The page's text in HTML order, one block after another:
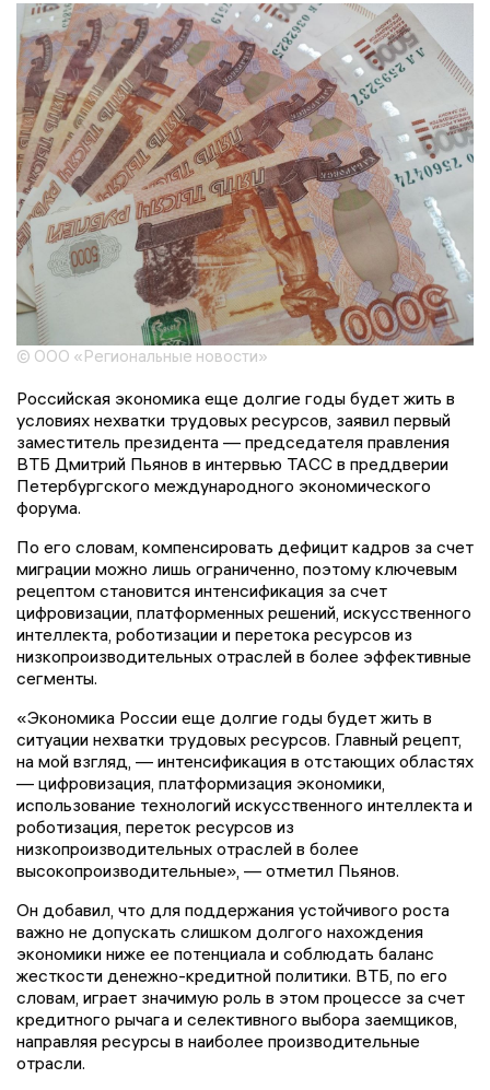
© ООО «Региональные новости»
Российская экономика еще долгие годы будет жить в
условиях нехватки трудовых ресурсов, заявил первый
заместитель президента — председателя правления
ВТБ Дмитрий Пьянов в интервью ТАСС в преддверии
Петербургского международного экономического
форума.
По его словам, компенсировать дефицит кадров за счет
миграции можно лишь ограниченно, поэтому ключевым
рецептом становится интенсификация за счет
цифровизации, платформенных решений, искусственного
интеллекта, роботизации и перетока ресурсов из
низкопроизводительных отраслей в более эффективные
сегменты.
«Экономика России еще долгие годы будет жить в
ситуации нехватки трудовых ресурсов. Главный рецепт,
на мой взгляд, — интенсификация в отстающих областях
— цифровизация, платформизация экономики,
использование технологий искусственного интеллекта и
роботизация, переток ресурсов из
низкопроизводительных отраслей в более
высокопроизводительные», — отметил Пьянов.
Он добавил, что для поддержания устойчивого роста
важно не допускать слишком долгого нахождения
экономики ниже ее потенциала и соблюдать баланс
жесткости денежно-кредитной политики. ВТБ, по его
словам, играет значимую роль в этом процессе за счет
кредитного рычага и селективного выбора заемщиков,
направляя ресурсы в наиболее производительные
отрасли.